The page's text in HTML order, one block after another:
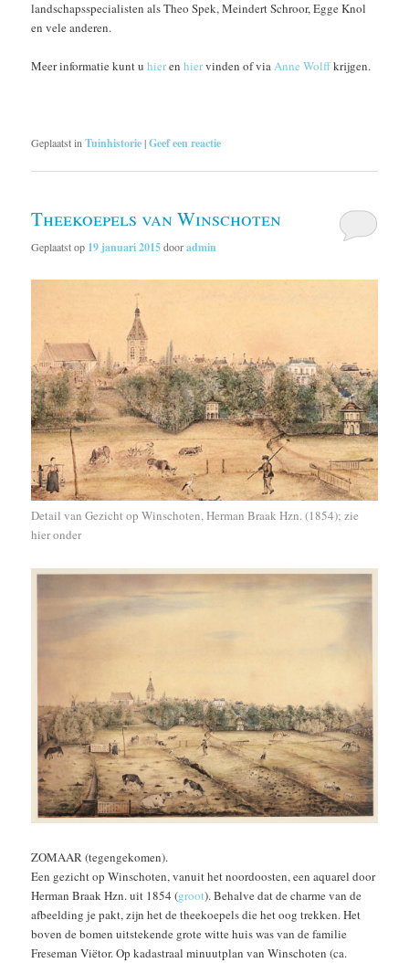
landschapsspecialisten als Theo Spek, Meindert Schroor, Egge Knol
en vele anderen.
Meer informatie kunt uhierenhiervinden of viaAnne Wolffkrijgen.
Geplaatst in Tuinhistorie|Geef een reactie
Theekoepels van Winschoten
Geplaatst op 19 januari 2015dooradmin
Detail van Gezicht op Winschoten, Herman Braak Hzn. (1854); zie
hier onder
ZOMAAR (tegengekomen).
Een gezicht op Winschoten, vanuit het noordoosten, een aquarel door
Herman Braak Hzn. uit 1854 (groot). Behalve dat de charme van de
afbeelding je pakt, zijn het de theekoepels die het oog trekken. Het
boven de bomen uitstekende grote witte huis was van de familie
Freseman Viëtor. Op kadastraal minuutplan van Winschoten (ca.